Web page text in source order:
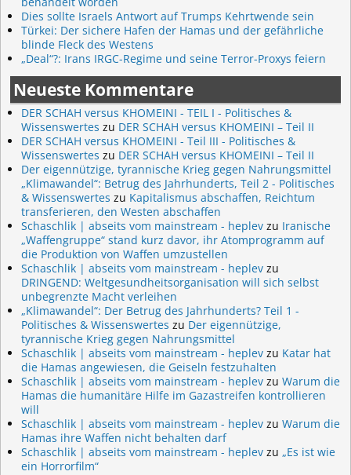
Dies sollte Israels Antwort auf Trumps Kehrtwende sein
Türkei: Der sichere Hafen der Hamas und der gefährliche
blinde Fleck des Westens
„Deal“?: Irans IRGC-Regime und seine Terror-Proxys feiern
Neueste Kommentare
DER SCHAH versus KHOMEINI - TEIL I - Politisches &
Wissenswertes zu DER SCHAH versus KHOMEINI – Teil II
DER SCHAH versus KHOMEINI - Teil III - Politisches &
Wissenswertes zu DER SCHAH versus KHOMEINI – Teil II
Der eigennützige, tyrannische Krieg gegen Nahrungsmittel
„Klimawandel“: Betrug des Jahrhunderts, Teil 2 - Politisches
& Wissenswertes zu Kapitalismus abschaffen, Reichtum
transferieren, den Westen abschaffen
Schaschlik | abseits vom mainstream - heplev zu Iranische
„Waffengruppe“ stand kurz davor, ihr Atomprogramm auf
die Produktion von Waffen umzustellen
Schaschlik | abseits vom mainstream - heplev zu
DRINGEND: Weltgesundheitsorganisation will sich selbst
unbegrenzte Macht verleihen
„Klimawandel“: Der Betrug des Jahrhunderts? Teil 1 -
Politisches & Wissenswertes zu Der eigennützige,
tyrannische Krieg gegen Nahrungsmittel
Schaschlik | abseits vom mainstream - heplev zu Katar hat
die Hamas angewiesen, die Geiseln festzuhalten
Schaschlik | abseits vom mainstream - heplev zu Warum die
Hamas die humanitäre Hilfe im Gazastreifen kontrollieren
will
Schaschlik | abseits vom mainstream - heplev zu Warum die
Hamas ihre Waffen nicht behalten darf
Schaschlik | abseits vom mainstream - heplev zu „Es ist wie
ein Horrorfilm“